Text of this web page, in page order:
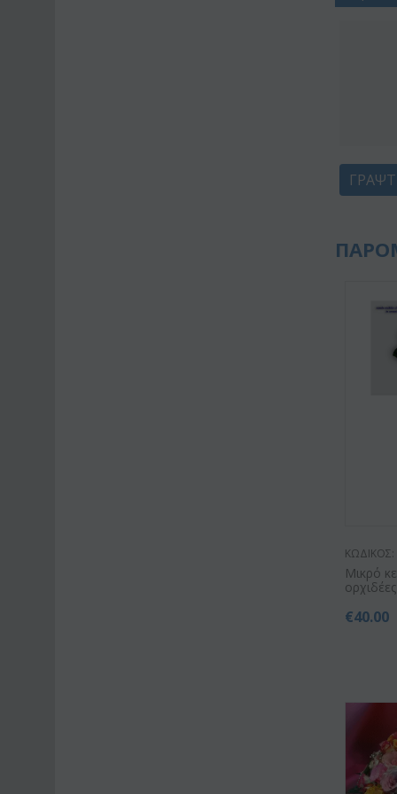
ΚΩΔΙΚΟΣ:
Mικρό
ορχιδέες
€40.00